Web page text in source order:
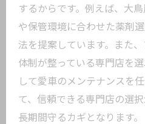
ニズム解説
紫外線や酸性雨か
グ効果
小キズ防止に役立
特徴
カーコーティング
するからです。例えば、大
や保管環境に合わせた薬剤
法を提案しています。また
体制が整っている専門店を
して愛車のメンテナンスを
て、信頼できる専門店の選
長期間守るカギとなります。